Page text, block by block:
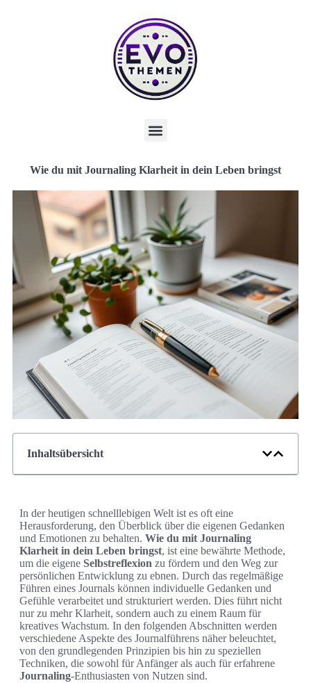
Wie du mit Journaling Klarheit in dein Leben bringst
Inhaltsübersicht
In der heutigen schnelllebigen Welt ist es oft eine
Herausforderung, den Überblick über die eigenen Gedanken
und Emotionen zu behalten. Wie du mit Journaling
Klarheit in dein Leben bringst, ist eine bewährte Methode,
um die eigene Selbstreflexion zu fördern und den Weg zur
persönlichen Entwicklung zu ebnen. Durch das regelmäßige
Führen eines Journals können individuelle Gedanken und
Gefühle verarbeitet und strukturiert werden. Dies führt nicht
nur zu mehr Klarheit, sondern auch zu einem Raum für
kreatives Wachstum. In den folgenden Abschnitten werden
verschiedene Aspekte des Journalführens näher beleuchtet,
von den grundlegenden Prinzipien bis hin zu speziellen
Techniken, die sowohl für Anfänger als auch für erfahrene
Journaling-Enthusiasten von Nutzen sind.